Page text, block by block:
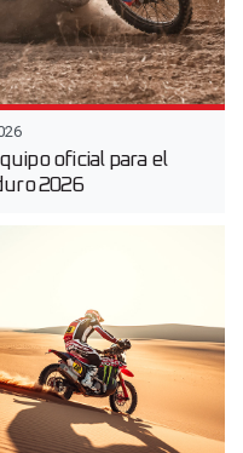
oficial para el
2026